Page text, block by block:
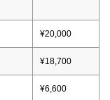
¥20,000
¥18,700
¥6,600